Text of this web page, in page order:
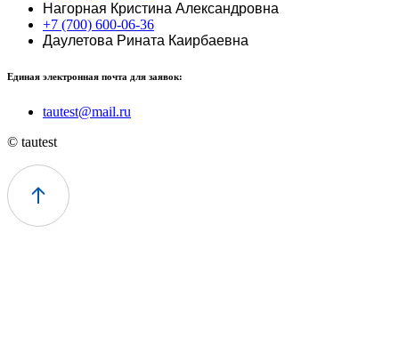
Нагорная Кристина Александровна
+7 (700) 600-06-36
Даулетова Рината Каирбаевна
Единая электронная почта для заявок:
tautest@mail.ru
© tautest